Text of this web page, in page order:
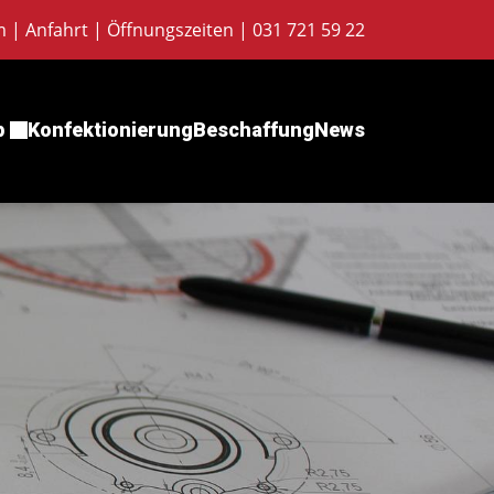
| Anfahrt | Öffnungszeiten | 031 721 59 22
KonfektionierungBeschaffungNews